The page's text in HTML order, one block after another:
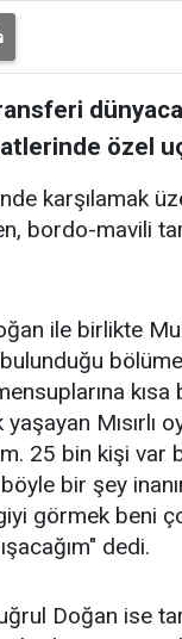
özel
bordo-mavili
ile birlikte
yaşayan
25 bin kişi var
bir şey
görmek beni
dedi.
Doğan ise